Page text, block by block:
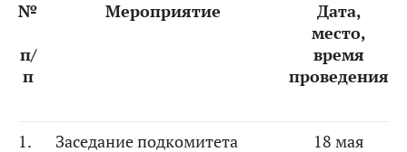
№
п/
п
Мероприятие
Дата,
место,
время
проведения
1.
Заседание подкомитета
18 мая